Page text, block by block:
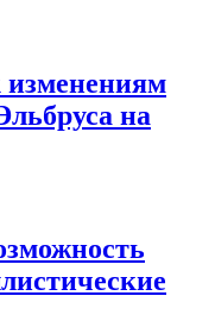
изменениям
на